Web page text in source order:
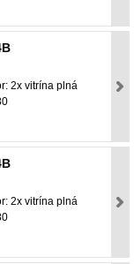
2x vitrína plná
2x vitrína plná